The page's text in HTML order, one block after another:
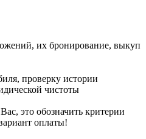
их бронирование, выкуп
проверку истории
чистоты
это обозначить критерии
оплаты!